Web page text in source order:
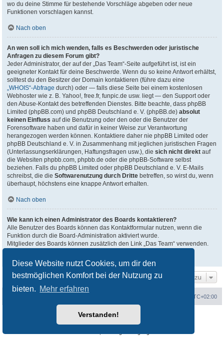
Diese Website nutzt Cookies, um dir den
bestmöglichen Komfort bei der Nutzung zu
bieten. Mehr erfahren
Verstanden!
wo du deine Stimme für bestehende Vorschläge abgeben oder neue
Funktionen vorschlagen kannst.
Nach oben
An wen soll ich mich wenden, falls es Beschwerden oder juristische
Anfragen zu diesem Forum gibt?
Jeder Administrator, der auf der „Das Team“-Seite aufgeführt ist, ist ein
geeigneter Kontakt für deine Beschwerde. Wenn du so keine Antwort erhältst,
solltest du den Besitzer der Domain kontaktieren (führe dazu eine
„WHOIS“-Abfrage durch) oder — falls diese Seite bei einem kostenlosen
Webhoster wie z. B. Yahoo!, free.fr, funpic.de usw. liegt — den Support oder
den Abuse-Kontakt des betreffenden Dienstes. Bitte beachte, dass phpBB
Limited (phpBB.com) und phpBB Deutschland e. V. (phpBB.de)absolut
keinen Einfluss auf die Benutzung oder den oder die Benutzer der
Forensoftware haben und dafür in keiner Weise zur Verantwortung
herangezogen werden können. Kontaktiere daher nie phpBB Limited oder
phpBB Deutschland e. V. in Zusammenhang mit jeglichen juristischen Fragen
(Unterlassungserklärungen, Haftungsfragen usw.), diesich nicht direkt auf
die Websiten phpbb.com, phpbb.de oder die phpBB-Software selbst
beziehen. Falls du phpBB Limited oder phpBB Deutschland e. V. E-Mails
schreibst, die dieSoftwarenutzung durch Dritte betreffen, so wirst du, wenn
überhaupt, höchstens eine knappe Antwort erhalten.
Nach oben
Wie kann ich einen Administrator des Boards kontaktieren?
Alle Benutzer des Boards können das Kontaktformular nutzen, wenn die
Funktion durch die Board-Administration aktiviert wurde.
Mitglieder des Boards können zusätzlich den Link „Das Team“ verwenden.
Nach oben
Gehe zu
UTC+02:00
phpBB® Forum Software © phpBB Limited
phpBB.de